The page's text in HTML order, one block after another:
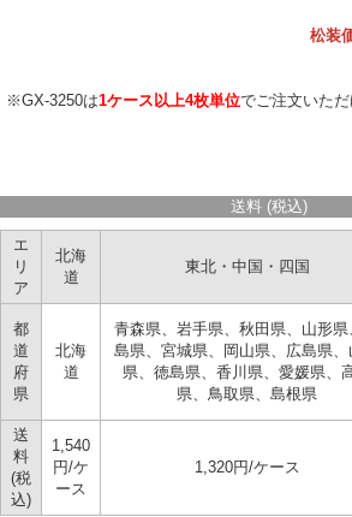
松装
※GX-3250は1ケース以上4枚単位でご注文いただ
送料 (税込)
エ
リ
ア
北海
道
東北・中国・四国
都
道
府
県
北海
道
青森県、岩手県、秋田県、山形県
島県、宮城県、岡山県、広島県、
県、徳島県、香川県、愛媛県、
県、鳥取県、島根県
送
料
(税
込)
1,540
円/ケ
ース
1,320円/ケース